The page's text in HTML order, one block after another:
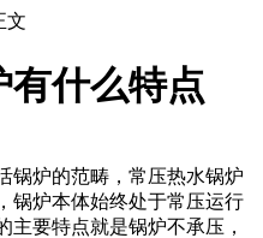
文
有什么特点
锅炉的范畴，常压热水锅炉
锅炉本体始终处于常压运行
主要特点就是锅炉不承压，